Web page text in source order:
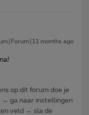
months ago
op dit forum doe je
→ ga naar instellingen
veld → sla de